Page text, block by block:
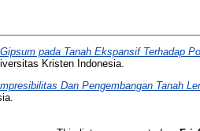
pada Tanah Ekspansif Terhadap
Kristen Indonesia.
Dan Pengembangan Tanah